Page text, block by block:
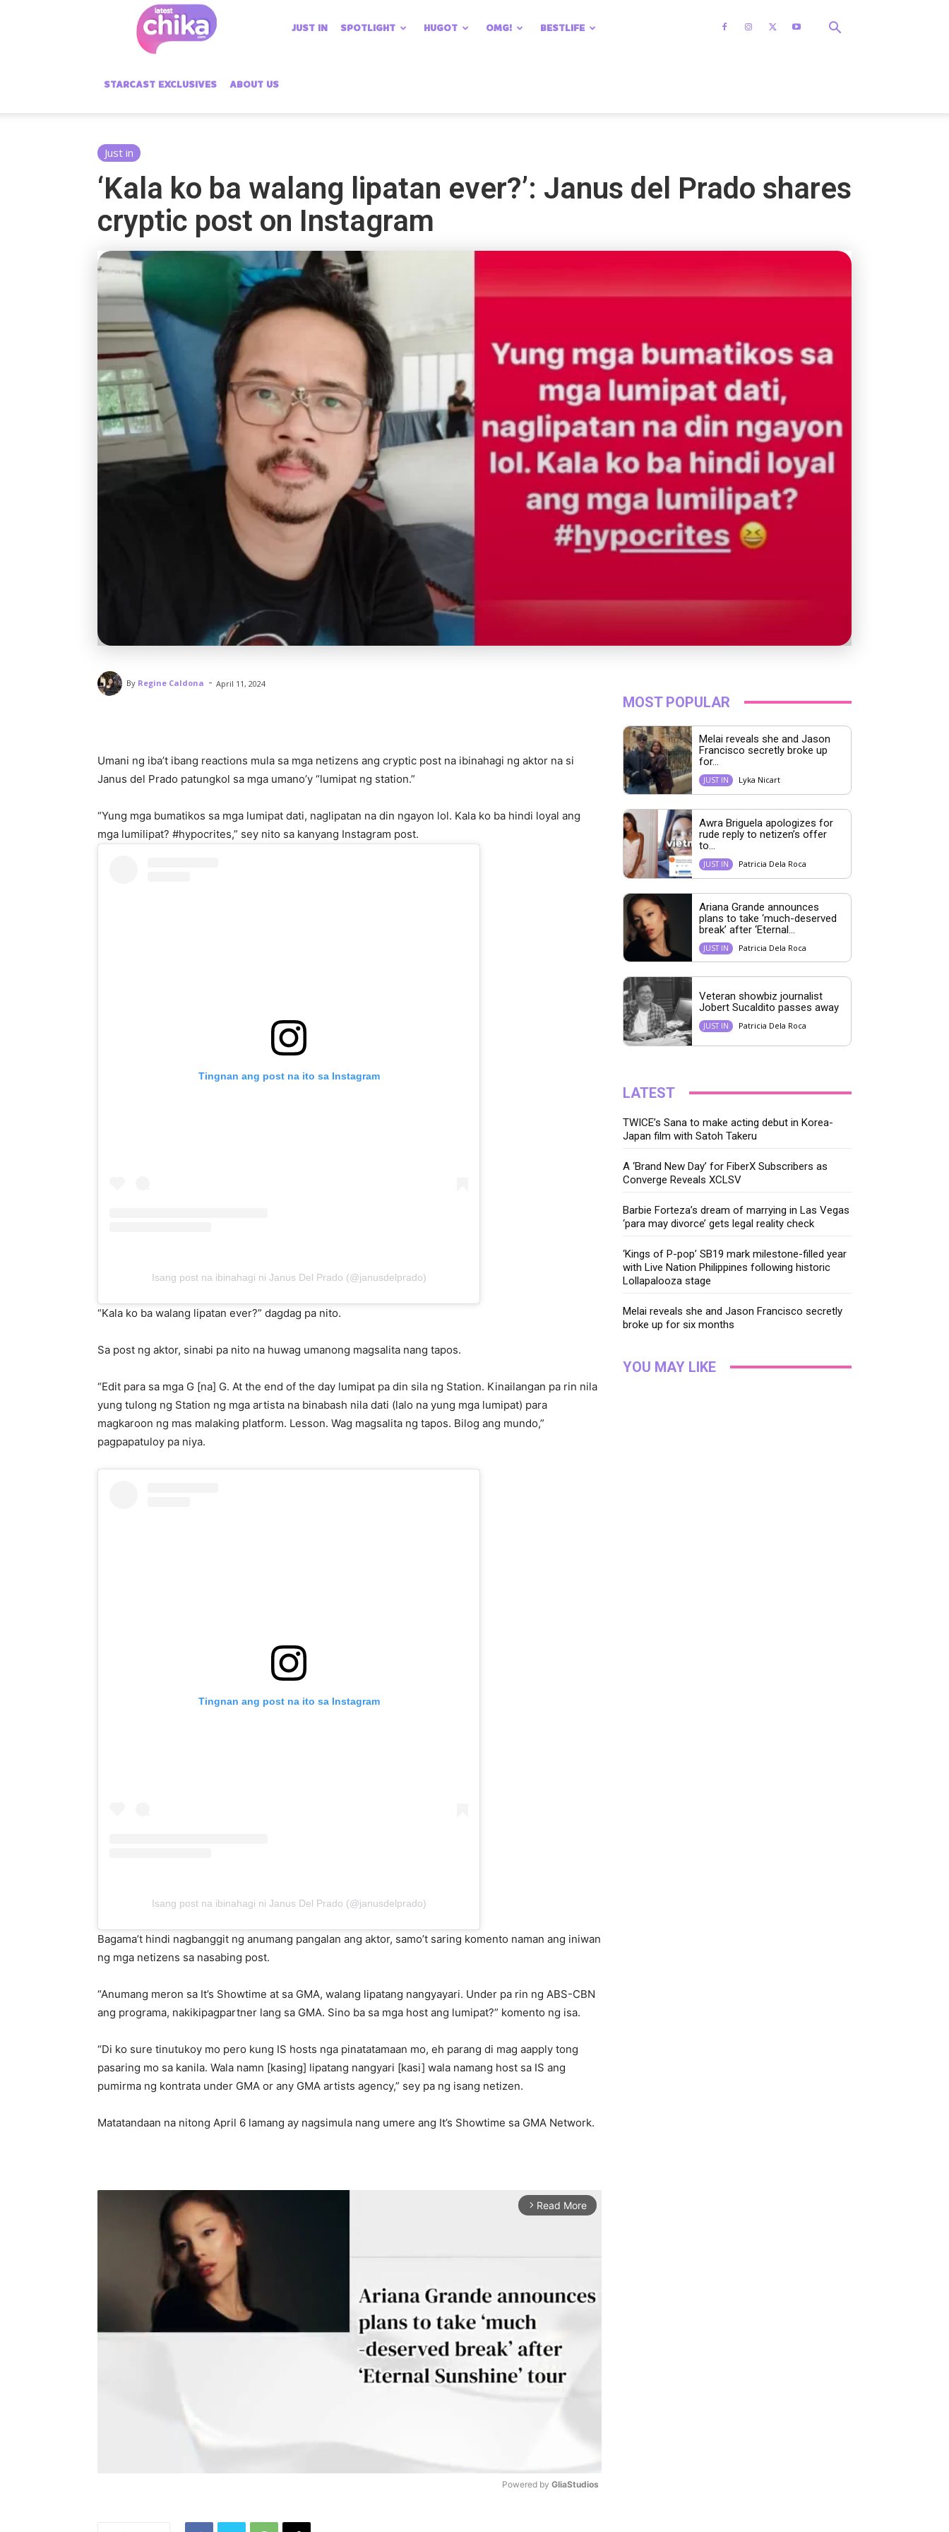
Chika
JUST IN SPOTLIGHT HUGOT OMG! BESTLIFE
STARCAST EXCLUSIVES ABOUT US
Just in
‘Kala ko ba walang lipatan ever?’: Janus del Prado shares
cryptic post on Instagram
By Regine Caldona - April 11, 2024
Umani ng iba’t ibang reactions mula sa mga netizens ang cryptic post na ibinahagi ng aktor na si
Janus del Prado patungkol sa mga umano’y “lumipat ng station.”
“Yung mga bumatikos sa mga lumipat dati, naglipatan na din ngayon lol. Kala ko ba hindi loyal ang
mga lumilipat? #hypocrites,” sey nito sa kanyang Instagram post.
Tingnan ang post na ito sa Instagram
Isang post na ibinahagi ni Janus Del Prado (@janusdelprado)
“Kala ko ba walang lipatan ever?” dagdag pa nito.
Sa post ng aktor, sinabi pa nito na huwag umanong magsalita nang tapos.
“Edit para sa mga G [na] G. At the end of the day lumipat pa din sila ng Station. Kinailangan pa rin nila
yung tulong ng Station ng mga artista na binabash nila dati (lalo na yung mga lumipat) para
magkaroon ng mas malaking platform. Lesson. Wag magsalita ng tapos. Bilog ang mundo,”
pagpapatuloy pa niya.
Tingnan ang post na ito sa Instagram
Isang post na ibinahagi ni Janus Del Prado (@janusdelprado)
Bagama’t hindi nagbanggit ng anumang pangalan ang aktor, samo’t saring komento naman ang iniwan
ng mga netizens sa nasabing post.
“Anumang meron sa It’s Showtime at sa GMA, walang lipatang nangyayari. Under pa rin ng ABS-CBN
ang programa, nakikipagpartner lang sa GMA. Sino ba sa mga host ang lumipat?” komento ng isa.
“Di ko sure tinutukoy mo pero kung IS hosts nga pinatatamaan mo, eh parang di mag aapply tong
pasaring mo sa kanila. Wala namn [kasing] lipatang nangyari [kasi] wala namang host sa IS ang
pumirma ng kontrata under GMA or any GMA artists agency,” sey pa ng isang netizen.
Matatandaan na nitong April 6 lamang ay nagsimula nang umere ang It’s Showtime sa GMA Network.
arrow_forward_ios Read More
Powered by GliaStudios
MOST POPULAR
Melai reveals she and Jason
Francisco secretly broke up
for...
JUST IN Lyka Nicart
Awra Briguela apologizes for
rude reply to netizen’s offer
to...
JUST IN Patricia Dela Roca
Ariana Grande announces
plans to take ‘much-deserved
break’ after ‘Eternal...
JUST IN Patricia Dela Roca
Veteran showbiz journalist
Jobert Sucaldito passes away
JUST IN Patricia Dela Roca
LATEST
TWICE’s Sana to make acting debut in Korea-
Japan film with Satoh Takeru
A ‘Brand New Day’ for FiberX Subscribers as
Converge Reveals XCLSV
Barbie Forteza’s dream of marrying in Las Vegas
‘para may divorce’ gets legal reality check
‘Kings of P-pop’ SB19 mark milestone-filled year
with Live Nation Philippines following historic
Lollapalooza stage
Melai reveals she and Jason Francisco secretly
broke up for six months
YOU MAY LIKE